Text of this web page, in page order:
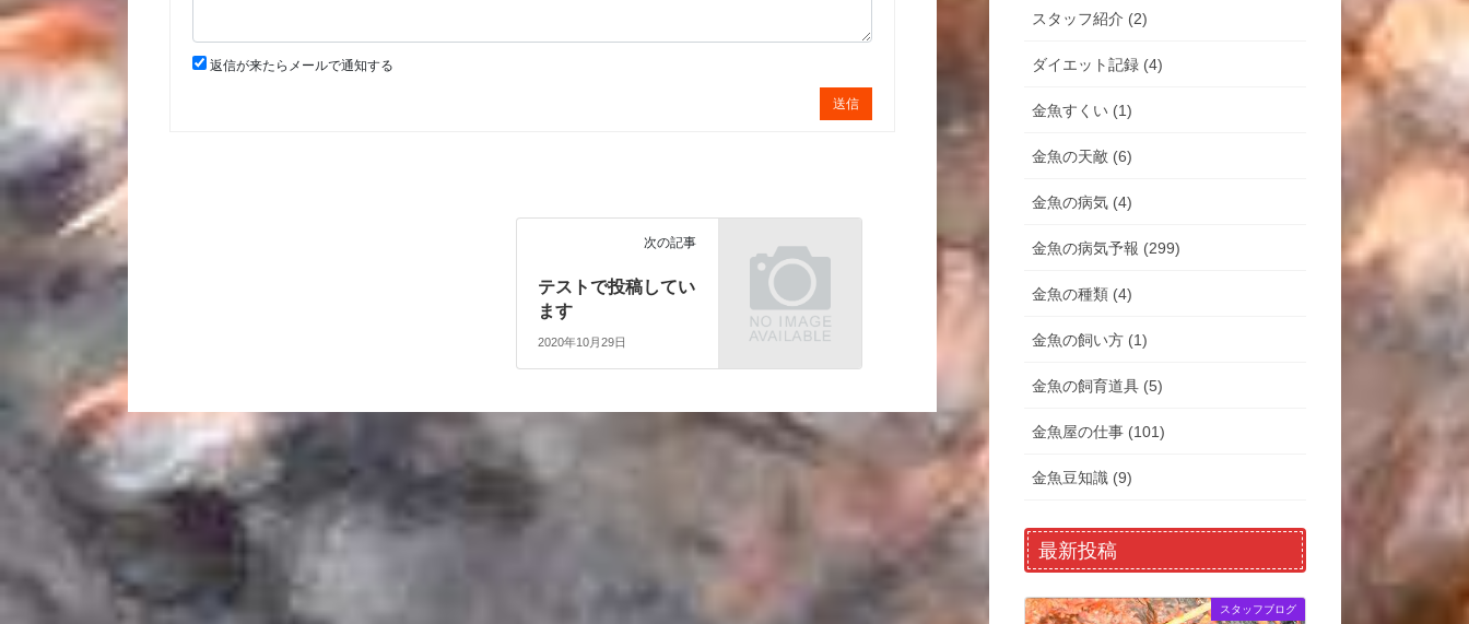
返信が来たらメールで通知する
送信
次の記事
テストで投稿してい
ます
2020年10月29日
スタッフ紹介 (2)
ダイエット記録 (4)
金魚すくい (1)
金魚の天敵 (6)
金魚の病気 (4)
金魚の病気予報 (299)
金魚の種類 (4)
金魚の飼い方 (1)
金魚の飼育道具 (5)
金魚屋の仕事 (101)
金魚豆知識 (9)
最新投稿
スタッフブログ